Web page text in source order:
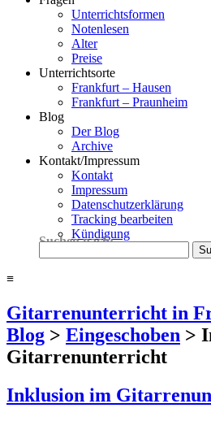
Unterrichtsformen
Notenlesen
Alter
Preise
Unterrichtsorte
Frankfurt – Hausen
Frankfurt – Praunheim
Blog
Der Blog
Archive
Kontakt/Impressum
Kontakt
Impressum
Datenschutzerklärung
Tracking bearbeiten
Kündigung
Suchen nach:
≡
Gitarrenunterricht in
Blog > Eingeschoben >
Gitarrenunterricht
Inklusion im